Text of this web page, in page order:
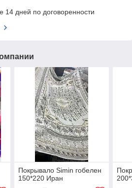
14 дней по договоренности
Покрывало Simin гобелен
150*220 Иран